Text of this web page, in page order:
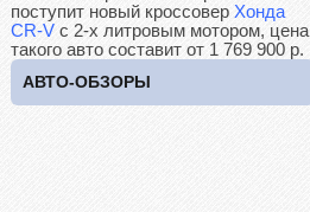
Lotus Lincoln Maserati
поступит новый кроссовер Хонда
CR-V с 2-х литровым мотором, цена
такого авто составит от 1 769 900 р.
АВТО-ОБЗОРЫ